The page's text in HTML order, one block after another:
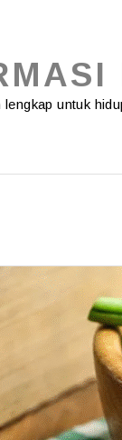
lengkap untuk